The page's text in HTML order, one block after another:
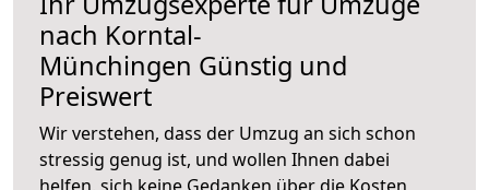
nach Korntal-
Münchingen Günstig und
Preiswert
Wir verstehen, dass der Umzug an sich schon
stressig genug ist, und wollen Ihnen dabei